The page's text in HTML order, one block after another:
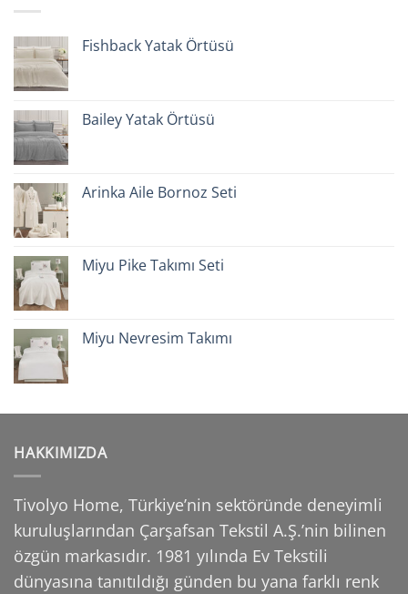
Fishback Yatak Örtüsü
Bailey Yatak Örtüsü
Arinka Aile Bornoz Seti
Miyu Pike Takımı Seti
Miyu Nevresim Takımı
HAKKIMIZDA
Tivolyo Home, Türkiye’nin sektöründe deneyimli
kuruluşlarından Çarşafsan Tekstil A.Ş.’nin bilinen
özgün markasıdır. 1981 yılında Ev Tekstili
dünyasına tanıtıldığı günden bu yana farklı renk